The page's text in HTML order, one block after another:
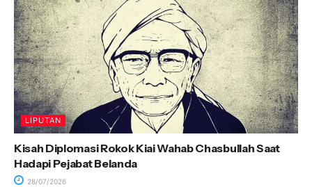
LIPUTAN
Kisah Diplomasi Rokok Kiai Wahab Chasbullah Saat
Hadapi Pejabat Belanda
28/07/2026